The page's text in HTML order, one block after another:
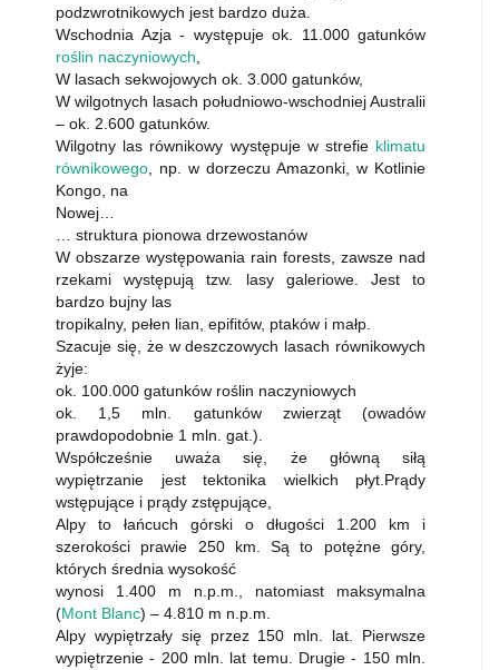
podzwrotnikowych jest bardzo duża.
Wschodnia Azja - występuje ok. 11.000 gatunków
roślin naczyniowych
W lasach sekwojowych ok. 3.000 gatunków,
W wilgotnych lasach południowo-wschodniej Australii
– ok. 2.600 gatunków.
Wilgotny las równikowy występuje w strefie klimatu
równikowego , np. w dorzeczu Amazonki, w Kotlinie
Kongo, na
Nowej…
… struktura pionowa drzewostanów
W obszarze występowania rain forests, zawsze nad
rzekami występują tzw. lasy galeriowe. Jest to
bardzo bujny las
tropikalny, pełen lian, epifitów, ptaków i małp.
Szacuje się, że w deszczowych lasach równikowych
żyje:
ok. 100.000 gatunków roślin naczyniowych
ok. 1,5 mln. gatunków zwierząt (owadów
prawdopodobnie 1 mln. gat.).
Współcześnie uważa się, że główną siłą
wypiętrzanie jest tektonika wielkich płyt.Prądy
wstępujące i prądy zstępujące,
Alpy to łańcuch górski o długości 1.200 km i
szerokości prawie 250 km. Są to potężne góry,
których średnia wysokość
wynosi 1.400 m n.p.m., natomiast maksymalna
(Mont Blanc) – 4.810 m n.p.m.
Alpy wypiętrzały się przez 150 mln. lat. Pierwsze
wypiętrzenie - 200 mln. lat temu. Drugie - 150 mln.